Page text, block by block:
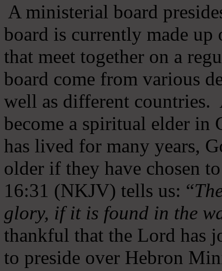
A ministerial board
board is currently made
that meet together on a
board come from various
well as different countries.
become a spiritual elder in
has lived for many years,
older if they have chosen
16:31 (NKJV) tells us: “
glory, if it is found in the
thankful that the Lord has
to preside over Hebron